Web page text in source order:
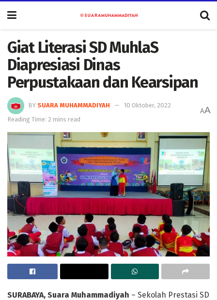
Giat Literasi SD MuhlaS
Diapresiasi Dinas
Perpustakaan dan Kearsipan
BY SUARA MUHAMMADIYAH
10 Oktober, 2022
Reading Time: 2 mins read
AA
SURABAYA, Suara Muhammadiyah – Sekolah Prestasi SD